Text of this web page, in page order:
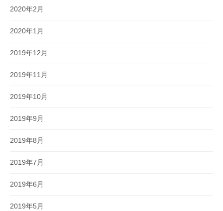
2020年2月
2020年1月
2019年12月
2019年11月
2019年10月
2019年9月
2019年8月
2019年7月
2019年6月
2019年5月